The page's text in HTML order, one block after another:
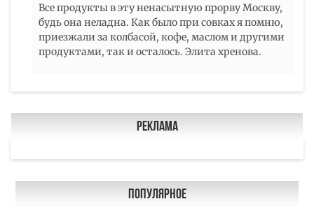
Все продукты в эту ненасытную прорву Москву,
будь она неладна. Как было при совках я помню,
приезжали за колбасой, кофе, маслом и другими
продуктами, так и осталось. Элита хренова.
Реклама
Популярное